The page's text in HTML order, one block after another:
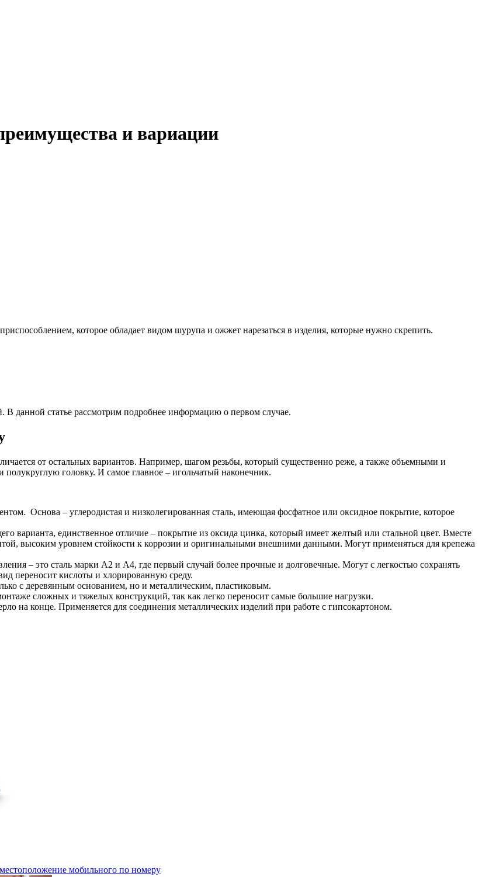
и вариации
которое обладает видом шурупа и ожжет нарезаться в изделия, которые нужно скрепить.
В данной статье рассмотрим подробнее информацию о первом случае.
от остальных вариантов. Например, шагом резьбы, который существенно реже, а также объемными и
головку. И самое главное – игольчатый наконечник.
Основа – углеродистая и низколегированная сталь, имеющая фосфатное или оксидное покрытие, которое
варианта, единственное отличие – покрытие из оксида цинка, который имеет желтый или стальной цвет. Вместе
высоким уровнем стойкости к коррозии и оригинальными внешними данными. Могут применяться для крепежа
– это сталь марки А2 и А4, где первый случай более прочные и долговечные. Могут с легкостью сохранять
переносит кислоты и хлорированную среду.
с деревянным основанием, но и металлическим, пластиковым.
сложных и тяжелых конструкций, так как легко переносит самые большие нагрузки.
на конце. Применяется для соединения металлических изделий при работе с гипсокартоном.
мобильного по номеру